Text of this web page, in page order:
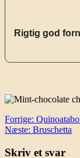
Rigtig god
Forrige:
Næste: Bruschetta
Skriv et svar